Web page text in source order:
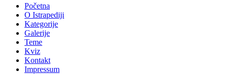
Početna
O Istrapediji
Kategorije
Galerije
Teme
Kviz
Kontakt
Impressum